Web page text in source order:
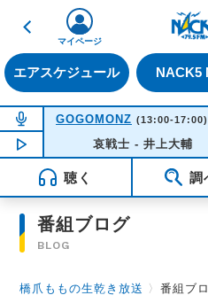
戻る
エアスケジュール NACK5
マイページ
NOW ON AIR
GOGOMONZ (13:00-17:00)
NOW PLAYING 14:56
哀戦士 - 井上大輔
聴く 調
番組ブログ
BLOG
橋爪ももの生乾き放送 〉番組ブ